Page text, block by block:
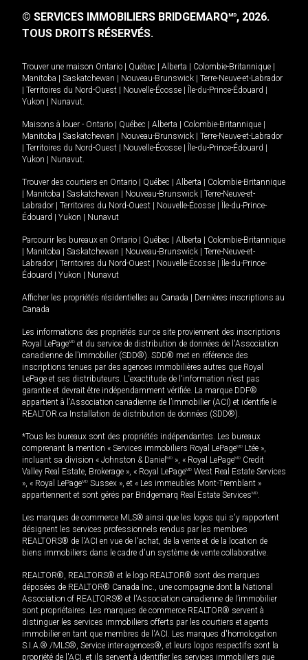
© SERVICES IMMOBILIERS BRIDGEMARQMD, 2026.
TOUS DROITS RÉSERVÉS.
Trouver une maison Ontario Québec Alberta Colombie-Britannique
Manitoba
Saskatchewan Nouveau-Brunswick
Terre-Neuve-et-Labrador
Territoires du Nord-Ouest Nouvelle-Écosse Île-du-Prince-Édouard
Yukon
Nunavut.
Maisons à louer - Ontario Québec Alberta Colombie-Britannique
Manitoba
Saskatchewan Nouveau-Brunswick
Terre-Neuve-et-Labrador
Territoires du Nord-Ouest Nouvelle-Écosse Île-du-Prince-Édouard
Yukon
Nunavut.
Trouver des courtiers en Ontario Québec Alberta
Colombie-Britannique
Manitoba Saskatchewan Nouveau-Brunswick
Terre-Neuve-et-
Labrador
Territoires du Nord-Ouest Nouvelle-Écosse
Île-du-Prince-
Édouard
Yukon Nunavut
Parcourir les bureaux en Ontario Québec Alberta
Colombie-Britannique
Manitoba Saskatchewan Nouveau-Brunswick
Terre-Neuve-et-
Labrador
Territoires du Nord-Ouest Nouvelle-Écosse
Île-du-Prince-
Édouard
Yukon Nunavut
Afficher les propriétés résidentielles au Canada
Dernières inscriptions au
Canada
Les informations des propriétés sur ce site proviennent des inscriptions
Royal LePageMD et du service de distribution de données de l'Association
canadienne de l’immobilier (SDD®). SDD® met en référence des
inscriptions tenues par des agences immobilières autres que Royal
LePage et ses distributeurs. L'exactitude de l'information n'est pas
garantie et devrait être indépendamment vérifiée. La marque DDF®
appartient à l'Association canadienne de l’immobilier (ACI) et identifie le
REALTOR.ca Installation de distribution de données (SDD®).
*Tous les bureaux sont des propriétés indépendantes. Les bureaux
comprenant la mention « Services immobiliers Royal LePageMD Ltée »,
incluant sa division « Johnston & Daniel MD », « Royal LePageMD Credit
Valley Real Estate, Brokerage », « Royal LePageMD West Real Estate Services
», « Royal LePageMD Sussex », et « Les immeubles Mont-Tremblant »
appartiennent et sont gérés par Bridgemarq Real Estate ServicesMD.
Les marques de commerce MLS® ainsi que les logos qui s'y rapportent
désignent les services professionnels rendus par les membres
REALTORS® de l'ACI en vue de l'achat, de la vente et de la location de
biens immobiliers dans le cadre d'un système de vente collaborative.
REALTOR®, REALTORS® et le logo REALTOR® sont des marques
déposées de REALTOR® Canada Inc., une compagnie dont la National
Association of REALTORS® et l'Association canadienne de l’immobilier
sont propriétaires. Les marques de commerce REALTOR® servent à
distinguer les services immobiliers offerts par les courtiers et agents
immobilier en tant que membres de l'ACI. Les marques d'homologation
S.I.A.® /MLS®, Service inter-agences®, et leurs logos respectifs sont la
propriété de l'ACI, et ils servent à identifier les services immobiliers que